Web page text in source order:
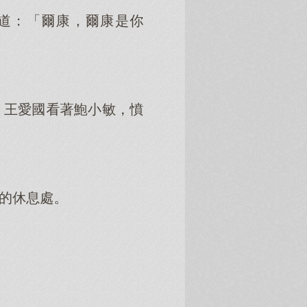
：「爾康，爾康是你
愛國看著鮑小敏，憤
休息處。